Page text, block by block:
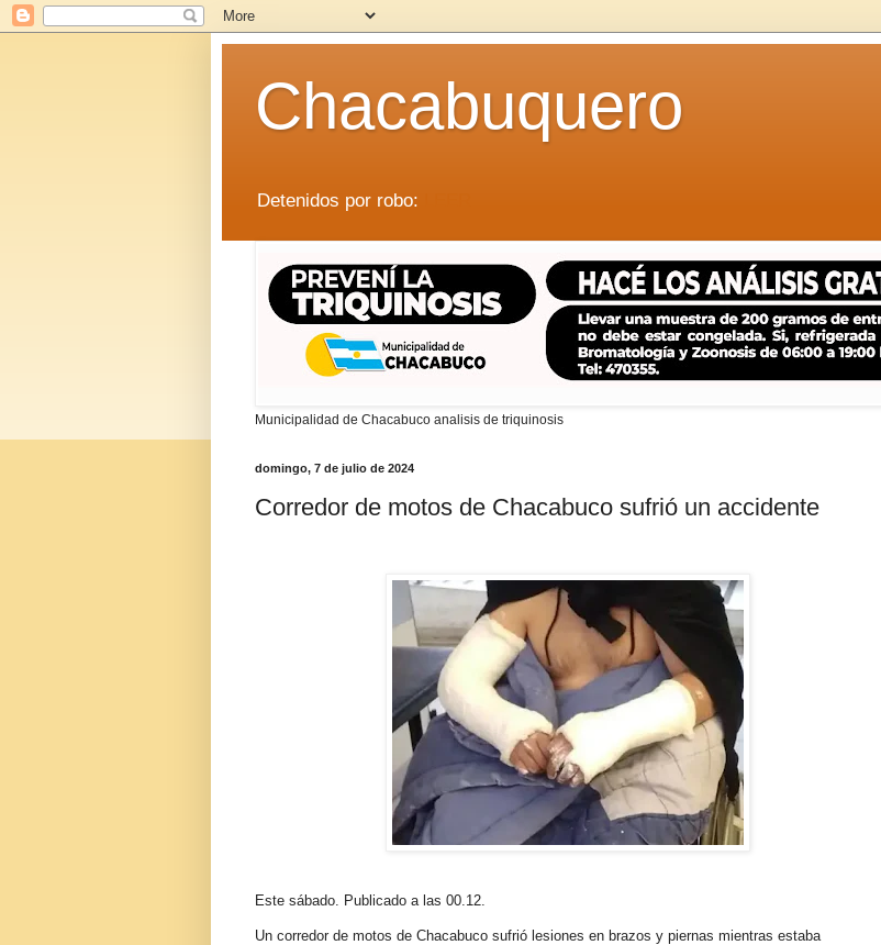
Chacabuquero
Detenidos por robo:
Municipalidad de Chacabuco analisis de triquinosis
domingo, 7 de julio de 2024
Corredor de motos de Chacabuco sufrió un accidente
Este sábado. Publicado a las 00.12.
Un corredor de motos de Chacabuco sufrió lesiones en brazos y piernas mientras estaba